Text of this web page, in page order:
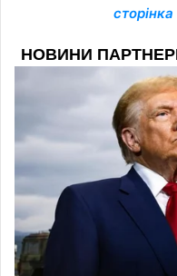
сторінка